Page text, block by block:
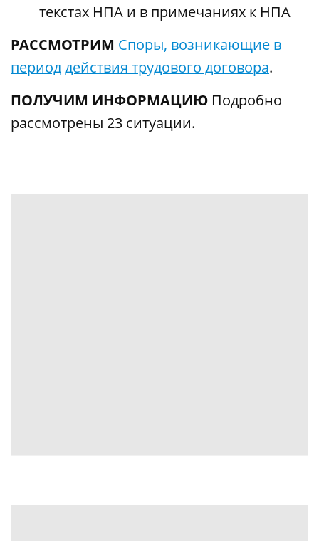
текстах НПА и в примечаниях к НПА
РАССМОТРИМ Споры, возникающие в
период действия трудового договора.
ПОЛУЧИМ ИНФОРМАЦИЮ Подробно
рассмотрены 23 ситуации.